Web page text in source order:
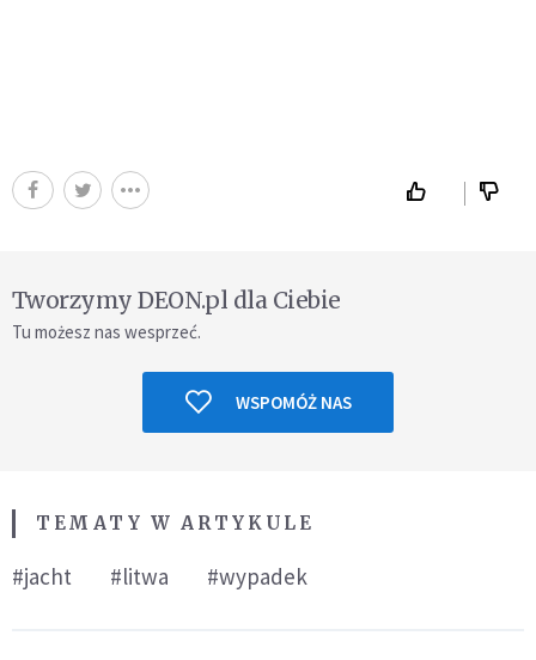
Tworzymy DEON.pl dla Ciebie
Tu możesz nas wesprzeć.
WSPOMÓŻ NAS
TEMATY W ARTYKULE
#jacht #litwa #wypadek